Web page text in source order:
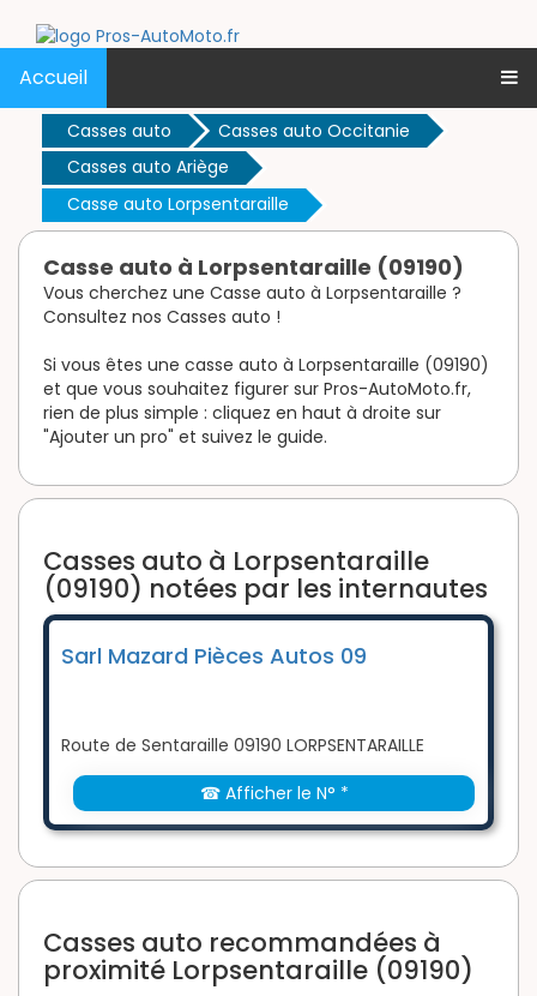
Accueil
Casses auto
Casses auto Occitanie
Casses auto Ariège
Casse auto Lorpsentaraille
Casse auto à Lorpsentaraille (09190)
Vous cherchez une Casse auto à Lorpsentaraille ?
Consultez nos Casses auto !
Si vous êtes une casse auto à Lorpsentaraille (09190)
et que vous souhaitez figurer sur Pros-AutoMoto.fr,
rien de plus simple : cliquez en haut à droite sur
"Ajouter un pro" et suivez le guide.
Casses auto à Lorpsentaraille
(09190) notées par les internautes
Sarl Mazard Pièces Autos 09
Route de Sentaraille 09190 LORPSENTARAILLE
☎ Afficher le N° *
Casses auto recommandées à
proximité Lorpsentaraille (09190)